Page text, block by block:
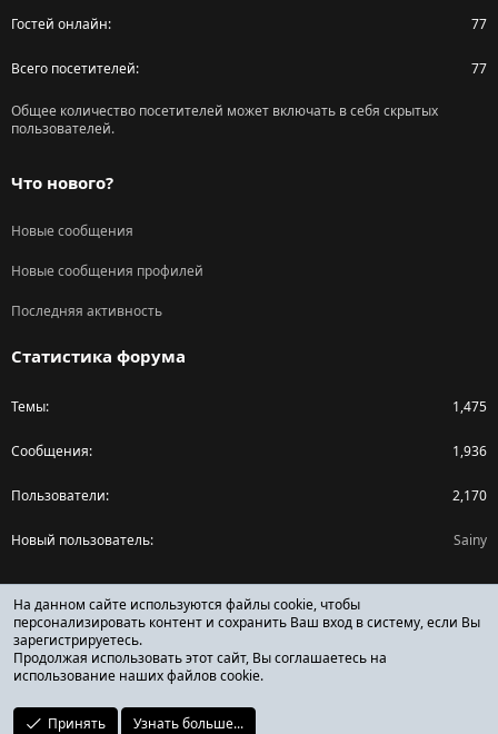
Гостей онлайн 77
Всего посетителей 77
Общее количество посетителей может включать в себя скрытых
пользователей.
Что нового?
Новые сообщения
Новые сообщения профилей
Последняя активность
Статистика форума
Темы 1,475
Сообщения 1,936
Пользователи 2,170
Новый пользователь Sainy
Поделиться страницей
Facebook
X (Twitter)
Reddit
На данном сайте используются файлы cookie, чтобы
персонализировать контент и сохранить Ваш вход в систему, если Вы
зарегистрируетесь.
Продолжая использовать этот сайт, Вы соглашаетесь на
использование наших файлов cookie.
Принять Узнать больше...